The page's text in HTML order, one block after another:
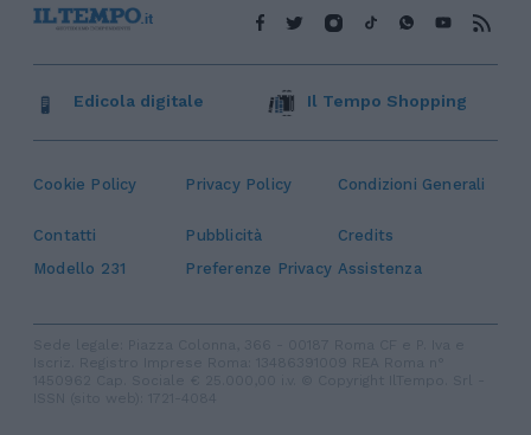
Cookie Policy Privacy Policy Condizioni Generali
Contatti Pubblicità
Credits
Modello 231
Preferenze Privacy Assistenza
Edicola digitale Il Tempo Shopping